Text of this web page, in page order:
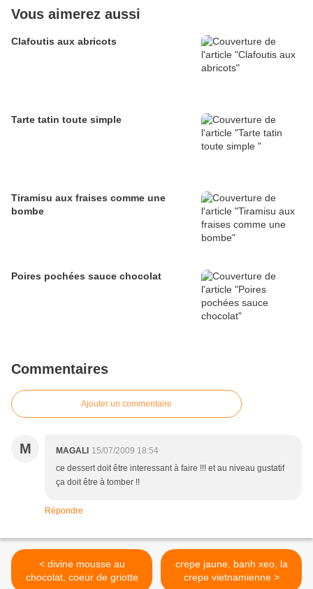
Vous aimerez aussi
Clafoutis aux abricots
Tarte tatin toute simple
Tiramisu aux fraises comme une
bombe
Poires pochées sauce chocolat
Commentaires
Ajouter un commentaire
M MAGALI 15/07/2009 18:54
ce dessert doit être interessant à faire !!! et au niveau gustatif
ça doit être à tomber !!
Répondre
< divine mousse au
chocolat, coeur de griotte
crepe jaune, banh xeo, la
crepe vietnamienne >